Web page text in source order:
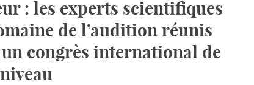
: les experts scientifiques
de l’audition réunis
congrès international de